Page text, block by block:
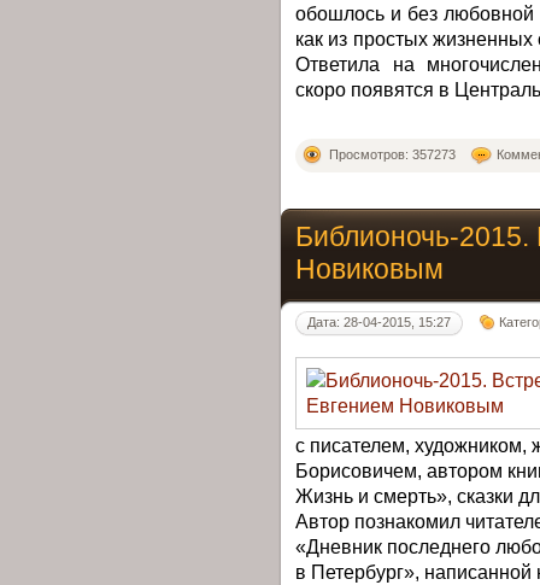
обошлось и без
как из простых
Ответила на
скоро появятся в
Просмотров: 357273
Библионочь-2015.
Новиковым
Дата: 28-04-2015, 15:27
с писателем,
Борисовичем, автором
Жизнь и смерть», сказки
Автор познакомил
«Дневник последнего
в Петербург»,